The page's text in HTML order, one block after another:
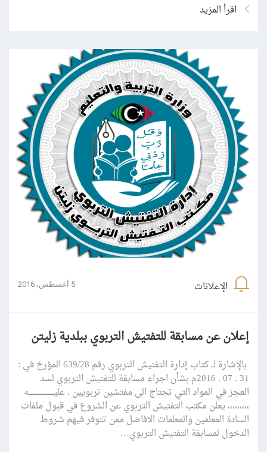
اقرأ المزيد
الإعلانات 5 أغسطس، 2016
إعلان‬ عن مسابقة للتفتيش التربوي ببلدية زليتن
‫ بالإشارة لــ كتاب إدارة التفتيش التربوي رقم 639/28 المؤرخ في :
31 . 07 . 2016م بشأن اجراء مسابقة للتفتيش التربوي لسد
العجز في المواد التي تحتاج الى مفتشين تربويين . عليـــــــــــــــــــــه
،،،،،،،،، يعلن مكتب التفتيش التربوي عن الشروع في قبول ملفات
السادة المعلمين والمعلمات الافاضل ممن تتوفر فيهم شروط
الدخول لمسابقة التفتيش التربوي…